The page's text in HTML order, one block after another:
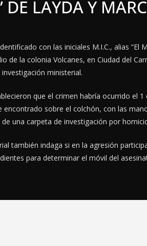
DE LAYDA Y
con las iniciales M.I.C., alias “El
de la colonia Volcanes, en Ciudad del
ministerial.
que el crimen habría ocurrido el
encontrado sobre el colchón, con las
una carpeta de investigación por
también indaga si en la agresión
para determinar el móvil del